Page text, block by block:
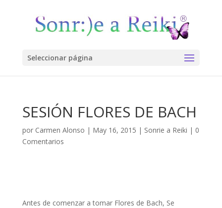
Seleccionar página
SESIÓN FLORES DE BACH
por Carmen Alonso | May 16, 2015 | Sonrie a Reiki | 0
Comentarios
Antes de comenzar a tomar Flores de Bach, Se